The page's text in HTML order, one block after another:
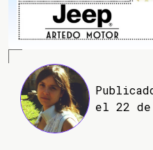
el 22 de